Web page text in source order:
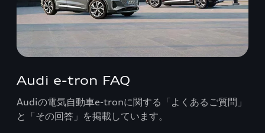
Audi e-tron FAQ
Audiの電気自動車e-tronに関する「よくあるご質問」
と「その回答」を掲載しています。